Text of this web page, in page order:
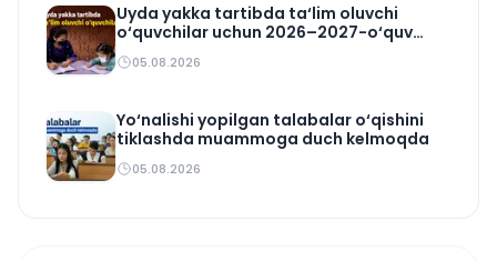
Uyda yakka tartibda ta‘lim oluvchi
o‘quvchilar uchun 2026–2027-o‘quv
rejasi tasdiqlandi
05.08.2026
Yo‘nalishi yopilgan talabalar o‘qishini
tiklashda muammoga duch kelmoqda
05.08.2026